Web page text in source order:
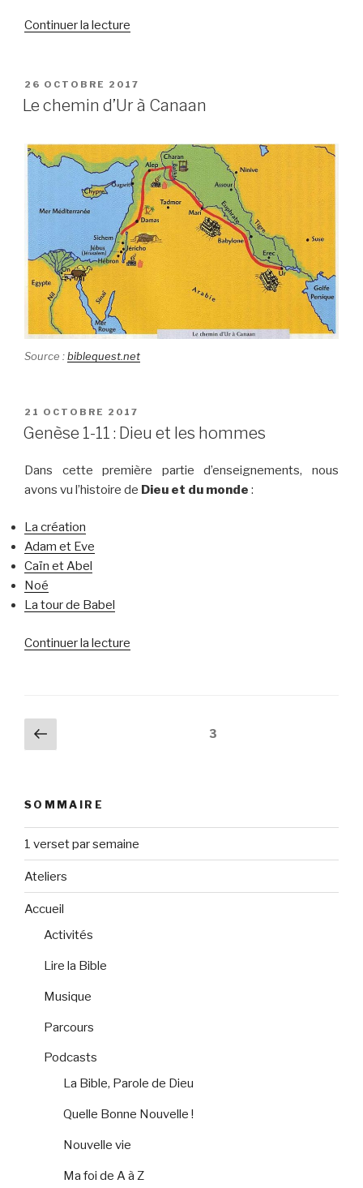
Continuer la lecture
PUBLIÉ
LE
26 OCTOBRE 2017
Le chemin d’Ur à Canaan
Source :biblequest.net
PUBLIÉ
LE
21 OCTOBRE 2017
Genèse 1-11 : Dieu et les hommes
Dans cette première partie d’enseignements, nous
avons vu l’histoire de Dieu et du monde :
La création
Adam et Eve
Caïn et Abel
Noé
La tour de Babel
Continuer la lecture
Navigation
des
Page
précédente
Page3
SOMMAIRE
1 verset par semaine
Ateliers
Accueil
Activités
Lire la Bible
Musique
Parcours
Podcasts
La Bible, Parole de Dieu
Quelle Bonne Nouvelle !
Nouvelle vie
Ma foi de A à Z